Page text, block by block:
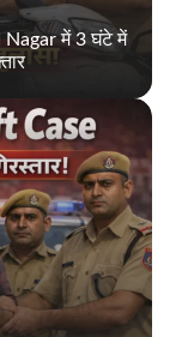
Nagar में 3 घंटे में